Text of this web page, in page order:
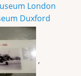
London
Duxford
,